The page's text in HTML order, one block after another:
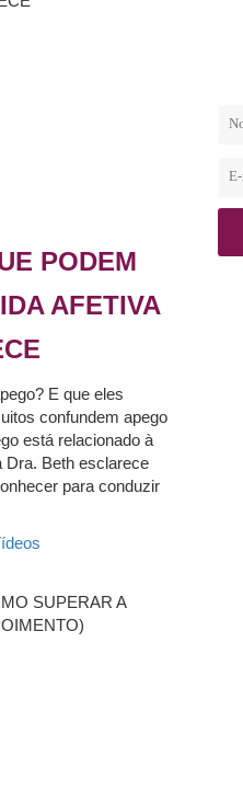
PODEM
AFETIVA
E que eles
confundem apego
está relacionado à
Dra. Beth esclarece
para conduzir